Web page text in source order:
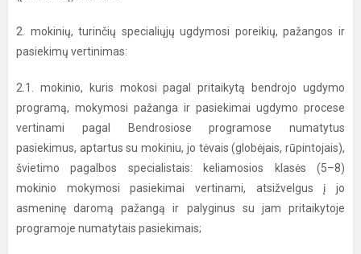
2. mokinių, turinčių specialiųjų ugdymosi poreikių, pažangos ir
pasiekimų vertinimas:
2.1. mokinio, kuris mokosi pagal pritaikytą bendrojo ugdymo
programą, mokymosi pažanga ir pasiekimai ugdymo procese
vertinami pagal Bendrosiose programose numatytus
pasiekimus, aptartus su mokiniu, jo tėvais (globėjais, rūpintojais),
švietimo pagalbos specialistais: keliamosios klasės (5–8)
mokinio mokymosi pasiekimai vertinami, atsižvelgus į jo
asmeninę daromą pažangą ir palyginus su jam pritaikytoje
programoje numatytais pasiekimais;